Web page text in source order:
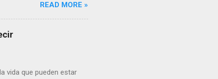
READ MORE »
vida que pueden estar